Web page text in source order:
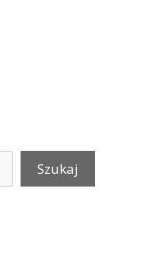
Szukaj